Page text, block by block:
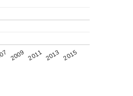
2009 2011 2013 2015